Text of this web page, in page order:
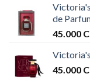
de
45.000
45.000